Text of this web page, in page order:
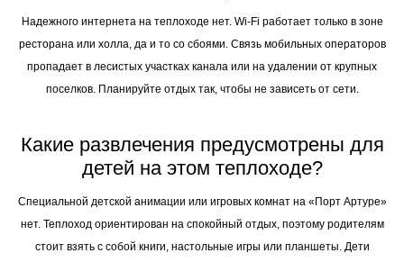
Надежного интернета на теплоходе нет. Wi-Fi работает только в зоне
ресторана или холла, да и то со сбоями. Связь мобильных операторов
пропадает в лесистых участках канала или на удалении от крупных
поселков. Планируйте отдых так, чтобы не зависеть от сети.
Какие развлечения предусмотрены для
детей на этом теплоходе?
Специальной детской анимации или игровых комнат на «Порт Артуре»
нет. Теплоход ориентирован на спокойный отдых, поэтому родителям
стоит взять с собой книги, настольные игры или планшеты. Дети